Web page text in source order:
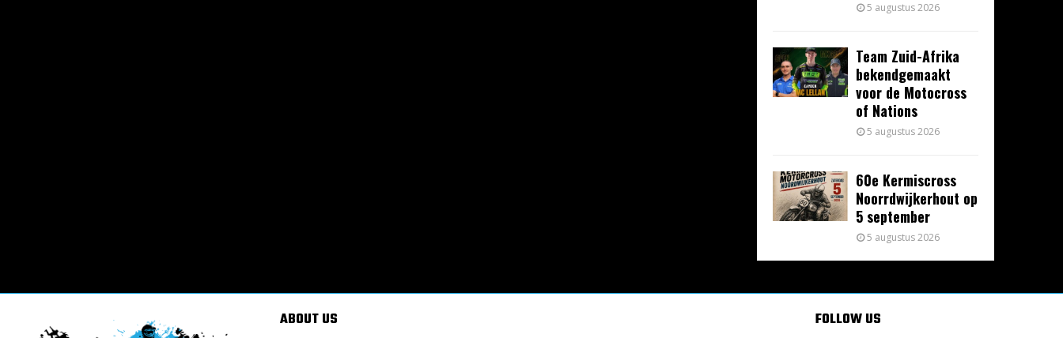
5 augustus 2026
Team Zuid-Afrika
bekendgemaakt
voor de Motocross
of Nations
5 augustus 2026
60e Kermiscross
Noorrdwijkerhout op
5 september
5 augustus 2026
ABOUT US FOLLOW US